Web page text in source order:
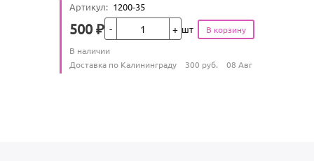
Артикул: 1200-35
Цена
500 ₽ шт
Количество
В наличии
Условия доставки
Доставка по Калининграду 300 руб. 08 Авг